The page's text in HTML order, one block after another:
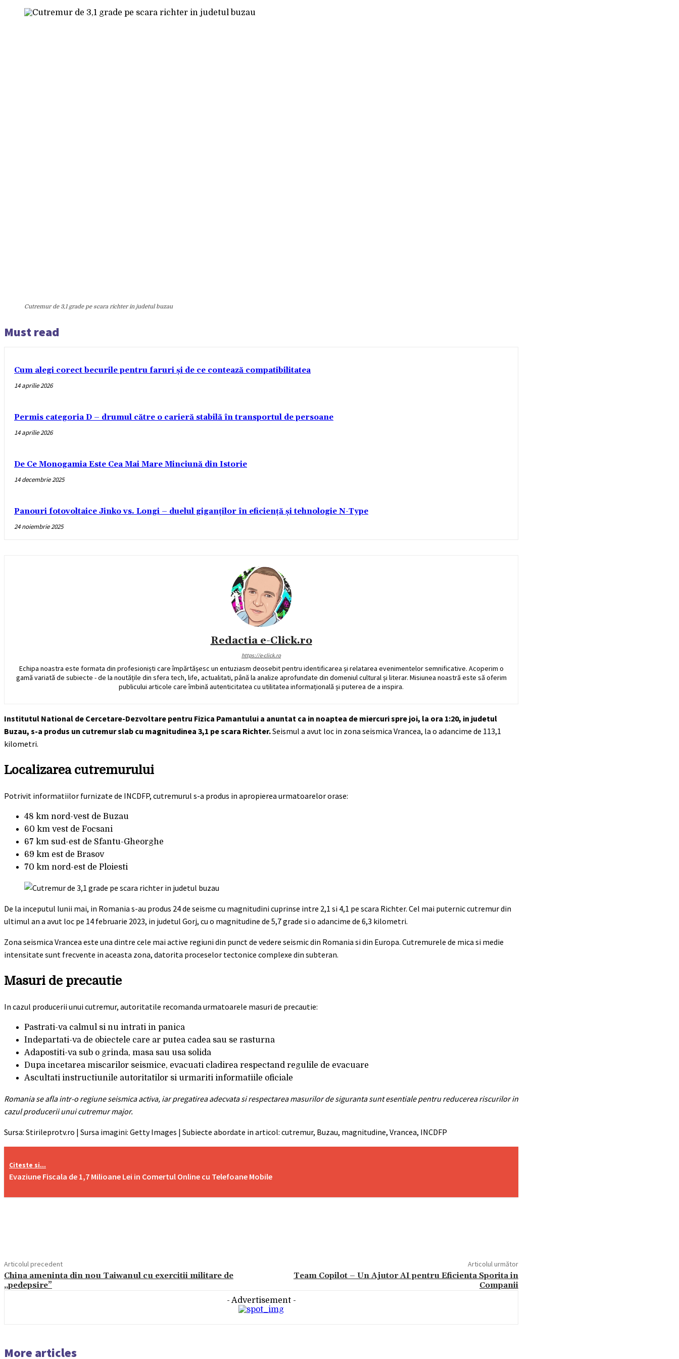
Cutremur de 3,1 grade pe scara richter in judetul buzau
Must read
Cum alegi corect becurile pentru faruri și de ce contează compatibilitatea
14 aprilie 2026
Permis categoria D – drumul către o carieră stabilă în transportul de persoane
14 aprilie 2026
De Ce Monogamia Este Cea Mai Mare Minciună din Istorie
14 decembrie 2025
Panouri fotovoltaice Jinko vs. Longi – duelul giganților în eficiență și tehnologie N-Type
24 noiembrie 2025
Redactia e-Click.ro
https://e-click.ro
Echipa noastra este formata din profesioniști care împărtășesc un entuziasm deosebit pentru identificarea și relatarea evenimentelor semnificative. Acoperim o
gamă variată de subiecte - de la noutățile din sfera tech, life, actualitati, până la analize aprofundate din domeniul cultural și literar. Misiunea noastră este să oferim
publicului articole care îmbină autenticitatea cu utilitatea informațională și puterea de a inspira.
Institutul National de Cercetare-Dezvoltare pentru Fizica Pamantului a anuntat ca in noaptea de miercuri spre joi, la ora 1:20, in judetul
Buzau, s-a produs un cutremur slab cu magnitudinea 3,1 pe scara Richter.Seismul a avut loc in zona seismica Vrancea, la o adancime de 113,1
kilometri.
Localizarea cutremurului
Potrivit informatiilor furnizate de INCDFP, cutremurul s-a produs in apropierea urmatoarelor orase:
48 km nord-vest de Buzau
60 km vest de Focsani
67 km sud-est de Sfantu-Gheorghe
69 km est de Brasov
70 km nord-est de Ploiesti
De la inceputul lunii mai, in Romania s-au produs 24 de seisme cu magnitudini cuprinse intre 2,1 si 4,1 pe scara Richter. Cel mai puternic cutremur din
ultimul an a avut loc pe 14 februarie 2023, in judetul Gorj, cu o magnitudine de 5,7 grade si o adancime de 6,3 kilometri.
Zona seismica Vrancea este una dintre cele mai active regiuni din punct de vedere seismic din Romania si din Europa. Cutremurele de mica si medie
intensitate sunt frecvente in aceasta zona, datorita proceselor tectonice complexe din subteran.
Masuri de precautie
In cazul producerii unui cutremur, autoritatile recomanda urmatoarele masuri de precautie:
Pastrati-va calmul si nu intrati in panica
Indepartati-va de obiectele care ar putea cadea sau se rasturna
Adapostiti-va sub o grinda, masa sau usa solida
Dupa incetarea miscarilor seismice, evacuati cladirea respectand regulile de evacuare
Ascultati instructiunile autoritatilor si urmariti informatiile oficiale
Romania se afla intr-o regiune seismica activa, iar pregatirea adecvata si respectarea masurilor de siguranta sunt esentiale pentru reducerea riscurilor in
cazul producerii unui cutremur major.
Sursa: Stirileprotv.ro | Sursa imagini: Getty Images | Subiecte abordate in articol: cutremur, Buzau, magnitudine, Vrancea, INCDFP
Citeste si...
Evaziune Fiscala de 1,7 Milioane Lei in Comertul Online cu Telefoane Mobile
Articolul precedent
China ameninta din nou Taiwanul cu exercitii militare de
„pedepsire”
Articolul următor
Team Copilot – Un Ajutor AI pentru Eficienta Sporita in
Companii
- Advertisement -
More articles